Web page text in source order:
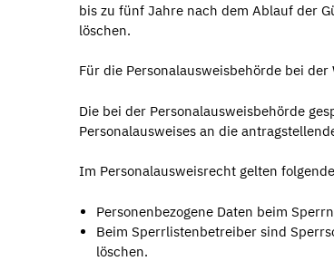
bis zu fünf Jahre nach dem Ablauf der
löschen.
Für die Personalausweisbehörde bei
Die bei der Personalausweisbehörde
Personalausweises an die
Im Personalausweisrecht gelten
Personenbezogene Daten beim
Beim Sperrlistenbetreiber sind
löschen.